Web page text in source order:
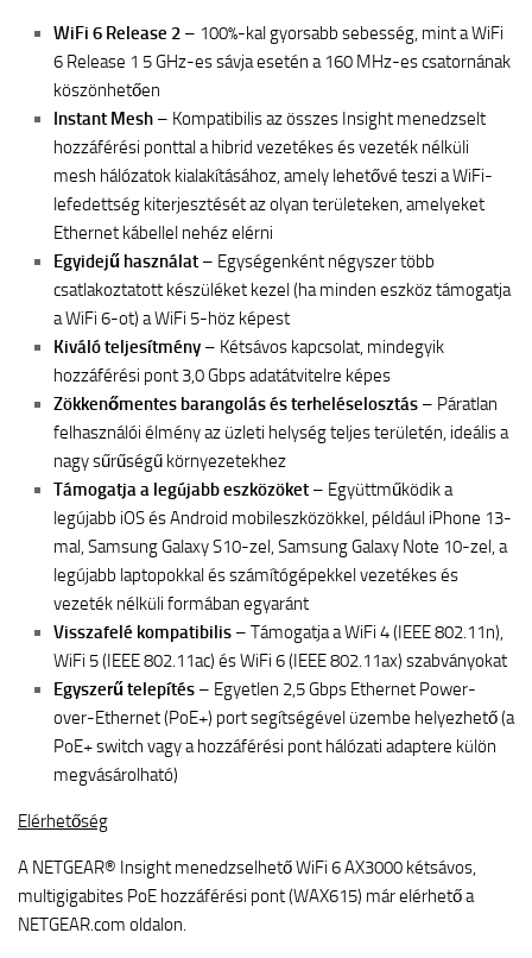
WiFi 6 Release 2 – 100%-kal gyorsabb sebesség, mint a WiFi
6 Release 1 5 GHz-es sávja esetén a 160 MHz-es csatornának
köszönhetően
Instant Mesh – Kompatibilis az összes Insight menedzselt
hozzáférési ponttal a hibrid vezetékes és vezeték nélküli
mesh hálózatok kialakításához, amely lehetővé teszi a WiFi-
lefedettség kiterjesztését az olyan területeken, amelyeket
Ethernet kábellel nehéz elérni
Egyidejű használat – Egységenként négyszer több
csatlakoztatott készüléket kezel (ha minden eszköz támogatja
a WiFi 6-ot) a WiFi 5-höz képest
Kiváló teljesítmény – Kétsávos kapcsolat, mindegyik
hozzáférési pont 3,0 Gbps adatátvitelre képes
Zökkenőmentes barangolás és terheléselosztás – Páratlan
felhasználói élmény az üzleti helység teljes területén, ideális a
nagy sűrűségű környezetekhez
Támogatja a legújabb eszközöket – Együttműködik a
legújabb iOS és Android mobileszközökkel, például iPhone 13-
mal, Samsung Galaxy S10-zel, Samsung Galaxy Note 10-zel, a
legújabb laptopokkal és számítógépekkel vezetékes és
vezeték nélküli formában egyaránt
Visszafelé kompatibilis – Támogatja a WiFi 4 (IEEE 802.11n),
WiFi 5 (IEEE 802.11ac) és WiFi 6 (IEEE 802.11ax) szabványokat
Egyszerű telepítés – Egyetlen 2,5 Gbps Ethernet Power-
over-Ethernet (PoE+) port segítségével üzembe helyezhető (a
PoE+ switch vagy a hozzáférési pont hálózati adaptere külön
megvásárolható)
Elérhetőség
A NETGEAR® Insight menedzselhető WiFi 6 AX3000 kétsávos,
multigigabites PoE hozzáférési pont (WAX615) már elérhető a
NETGEAR.com oldalon.